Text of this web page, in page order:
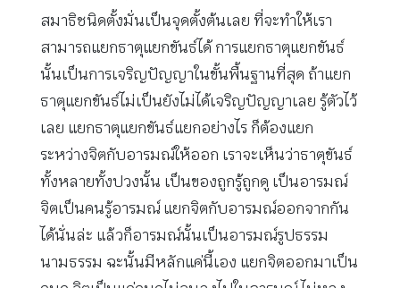
สมาธิชนิดตั้งมั่นเป็นจุดตั้งต้นเลย ที่จะทำให้เรา
สามารถแยกธาตุแยกขันธ์ได้ การแยกธาตุแยกขันธ์
นั้นเป็นการเจริญปัญญาในขั้นพื้นฐานที่สุด ถ้าแยก
ธาตุแยกขันธ์ไม่เป็นยังไม่ได้เจริญปัญญาเลย รู้ตัวไว้
เลย แยกธาตุแยกขันธ์แยกอย่างไร ก็ต้องแยก
ระหว่างจิตกับอารมณ์ให้ออก เราจะเห็นว่าธาตุขันธ์
ทั้งหลายทั้งปวงนั้น เป็นของถูกรู้ถูกดู เป็นอารมณ์
จิตเป็นคนรู้อารมณ์ แยกจิตกับอารมณ์ออกจากกัน
ได้นั่นล่ะ แล้วก็อารมณ์นั้นเป็นอารมณ์รูปธรรม
นามธรรม ฉะนั้นมีหลักแค่นี้เอง แยกจิตออกมาเป็น